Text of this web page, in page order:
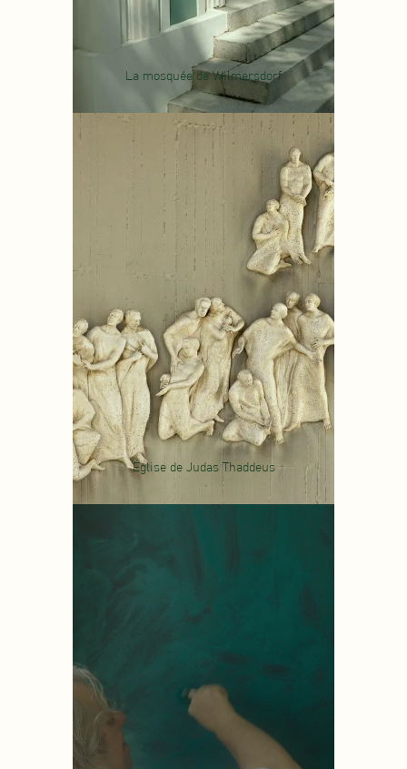
La mosquée de Wilmersdorf
Église de Judas Thaddeus